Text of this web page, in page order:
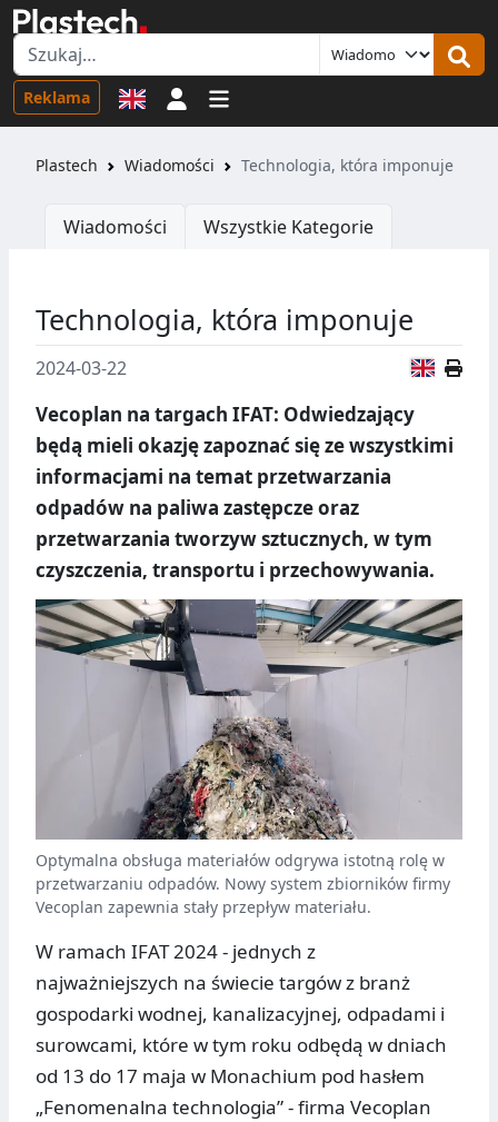
Reklama Logowanie
Plastech Wiadomości Technologia, która imponuje
Wiadomości Wszystkie Kategorie
Technologia, która imponuje
2024-03-22
Vecoplan na targach IFAT: Odwiedzający
będą mieli okazję zapoznać się ze wszystkimi
informacjami na temat przetwarzania
odpadów na paliwa zastępcze oraz
przetwarzania tworzyw sztucznych, w tym
czyszczenia, transportu i przechowywania.
Optymalna obsługa materiałów odgrywa istotną rolę w
przetwarzaniu odpadów. Nowy system zbiorników firmy
Vecoplan zapewnia stały przepływ materiału.
W ramach IFAT 2024 - jednych z
najważniejszych na świecie targów z branż
gospodarki wodnej, kanalizacyjnej, odpadami i
surowcami, które w tym roku odbędą w dniach
od 13 do 17 maja w Monachium pod hasłem
„Fenomenalna technologia” - firma Vecoplan